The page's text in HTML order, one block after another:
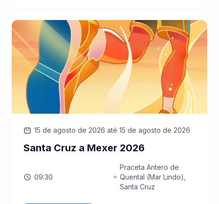
15 de agosto de 2026 até 15 de agosto de 2026
Santa Cruz a Mexer 2026
09:30
Praceta Antero de
Quental (Mar Lindo),
Santa Cruz